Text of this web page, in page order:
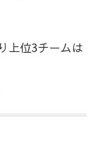
上位3チームは